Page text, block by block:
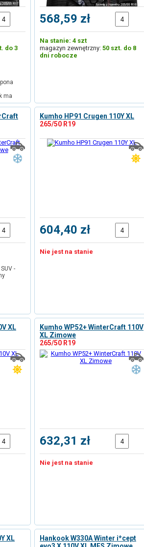
do 3
ma
568,59 zł
Na stanie: 4 szt
magazyn zewnętrzny: 50 szt. do 8
dni robocze
-
Kumho HP91 Crugen 110Y XL
265/50 R19
604,40 zł
Nie jest na stanie
XL
Kumho WP52+ WinterCraft 110V
XL Zimowe
265/50 R19
632,31 zł
Nie jest na stanie
XL
Hankook W330A Winter i*cept